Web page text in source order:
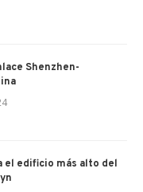
Shenzhen-
el edificio más alto del